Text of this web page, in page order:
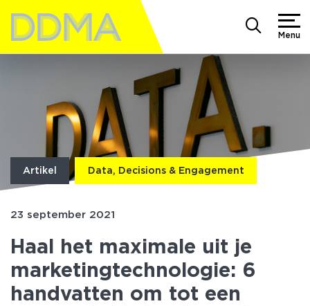
Menu
Artikel Data, Decisions & Engagement
23 september 2021
Haal het maximale uit je
marketingtechnologie: 6
handvatten om tot een